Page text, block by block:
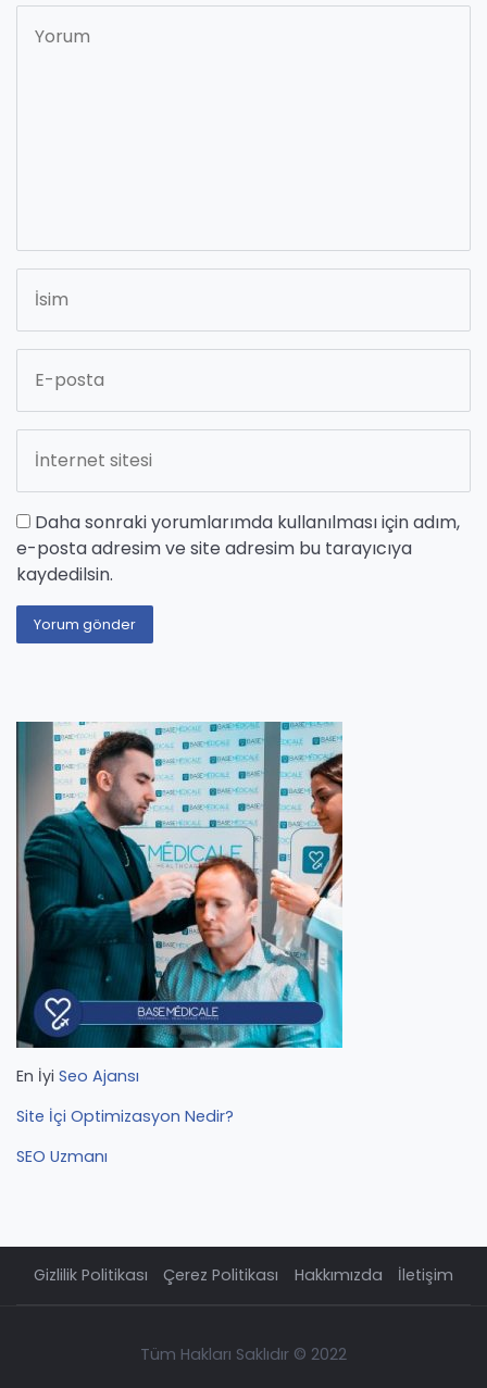
Daha sonraki yorumlarımda kullanılması için adım,
e-posta adresim ve site adresim bu tarayıcıya
kaydedilsin.
En İyi Seo Ajansı
Site İçi Optimizasyon Nedir?
SEO Uzmanı
Gizlilik Politikası Çerez Politikası Hakkımızda İletişim
Tüm Hakları Saklıdır © 2022